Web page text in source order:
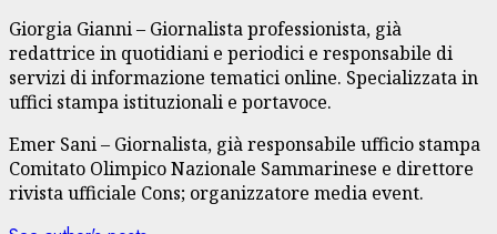
Giorgia Gianni – Giornalista professionista, già
redattrice in quotidiani e periodici e responsabile di
servizi di informazione tematici online. Specializzata in
uffici stampa istituzionali e portavoce.
Emer Sani – Giornalista, già responsabile ufficio stampa
Comitato Olimpico Nazionale Sammarinese e direttore
rivista ufficiale Cons; organizzatore media event.